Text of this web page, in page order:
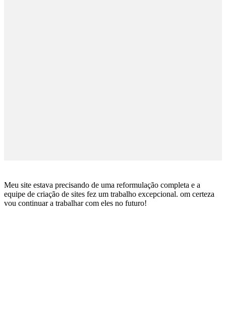
Meu site estava precisando de uma reformulação completa e a
equipe de criação de sites fez um trabalho excepcional. om certeza
vou continuar a trabalhar com eles no futuro!